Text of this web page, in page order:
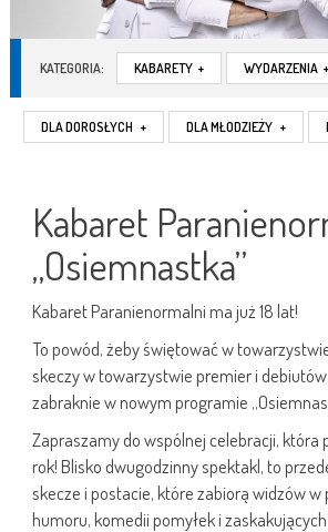
KATEGORIA: KABARETY + WYDARZENIA +
DLA DOROSŁYCH + DLA MŁODZIEŻY +
Kabaret
„Osiemnastka”
Kabaret Paranienormalni ma już 18 lat!
To powód, żeby świętować w
skeczy w towarzystwie premier i
zabraknie w nowym programie
Zapraszamy do wspólnej celebracji, która
rok! Blisko dwugodzinny spektakl, to
skecze i postacie, które zabiorą widzów w
humoru, komedii pomyłek i